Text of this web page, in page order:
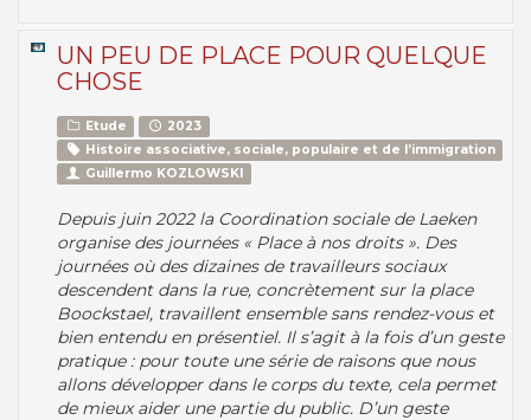
UN PEU DE PLACE POUR QUELQUE
CHOSE
Etude
2023
Histoire associative, sociale, populaire et de l’immigration
Guillermo KOZLOWSKI
Depuis juin 2022 la Coordination sociale de Laeken
organise des journées « Place à nos droits ». Des
journées où des dizaines de travailleurs sociaux
descendent dans la rue, concrètement sur la place
Boockstael, travaillent ensemble sans rendez-vous et
bien entendu en présentiel. Il s’agit à la fois d’un geste
pratique : pour toute une série de raisons que nous
allons développer dans le corps du texte, cela permet
de mieux aider une partie du public. D’un geste